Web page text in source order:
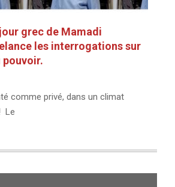
grec de Mamadi
les interrogations sur
pouvoir.
comme privé, dans un climat
Le